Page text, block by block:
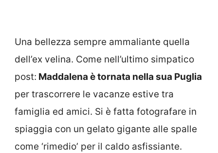
Una bellezza sempre ammaliante quella
dell’ex velina. Come nell’ultimo simpatico
post: Maddalena è tornata nella sua Puglia
per trascorrere le vacanze estive tra
famiglia ed amici. Si è fatta fotografare in
spiaggia con un gelato gigante alle spalle
come ‘rimedio’ per il caldo asfissiante.